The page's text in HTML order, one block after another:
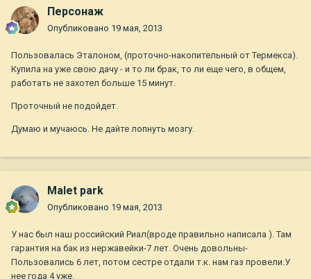
Персонаж
Опубликовано 19 мая, 2013
Пользовалась Эталоном, (проточно-накопительный от Термекса).
Купила на уже свою дачу - и то ли брак, то ли еще чего, в общем,
работать не захотел больше 15 минут.
Проточный не подойдет.
Думаю и мучаюсь. Не дайте лопнуть мозгу.
Malet park
Опубликовано 19 мая, 2013
У нас был наш российский Риал(вроде правильно написала ). Там
гарантия на бак из нержавейки-7 лет. Очень довольны-
Пользовались 6 лет, потом сестре отдали т.к. нам газ провели.У
нее года 4 уже.